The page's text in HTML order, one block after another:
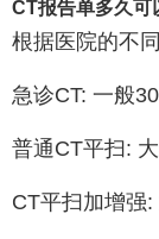
CT报告单多久可
根据医院的不
急诊CT: 一般
普通CT平扫:
CT平扫加增强: